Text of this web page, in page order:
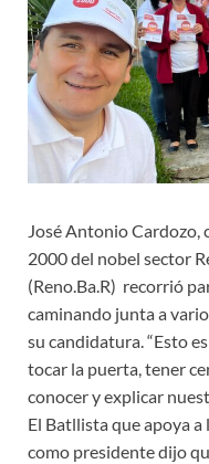
José Antonio Cardozo,
2000 del nobel sector
(Reno.Ba.R) recorrió
caminando junta a
su candidatura. “Esto
tocar la puerta, tener
conocer y explicar
El Batllista que apoya
como presidente dijo